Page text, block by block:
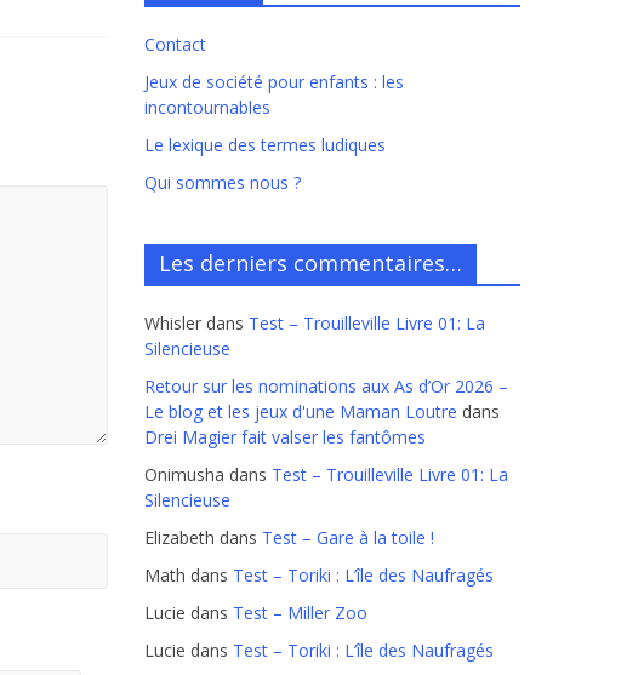
Contact
Jeux de société pour enfants : les
incontournables
Le lexique des termes ludiques
Qui sommes nous ?
Les derniers commentaires…
Whisler dans Test – Trouilleville Livre 01: La
Silencieuse
Retour sur les nominations aux As d’Or 2026 –
Le blog et les jeux d'une Maman Loutre dans
Drei Magier fait valser les fantômes
Onimusha dans Test – Trouilleville Livre 01: La
Silencieuse
Elizabeth dans Test – Gare à la toile !
Math dans Test – Toriki : L’île des Naufragés
Lucie dans Test – Miller Zoo
Lucie dans Test – Toriki : L’île des Naufragés